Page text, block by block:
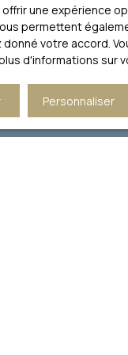
adressé à :
Worldline, Service
une expérience
permettent
votre accord.
d'informations sur
Personnaliser